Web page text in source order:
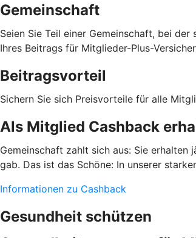
Gemeinschaft
Seien Sie Teil einer Gemeinschaft, bei
Ihres Beitrags für Mitglieder-Plus-
Beitragsvorteil
Sichern Sie sich Preisvorteile für alle
Als Mitglied Cashback
Gemeinschaft zahlt sich aus: Sie erhalten
gab. Das ist das Schöne: In unserer
Informationen zu Cashback
Gesundheit schützen